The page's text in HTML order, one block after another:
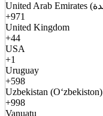
+971
United Kingdom
+44
USA
+1
Uruguay
+598
Uzbekistan (Oʻzbekiston)
+998
Vanuatu